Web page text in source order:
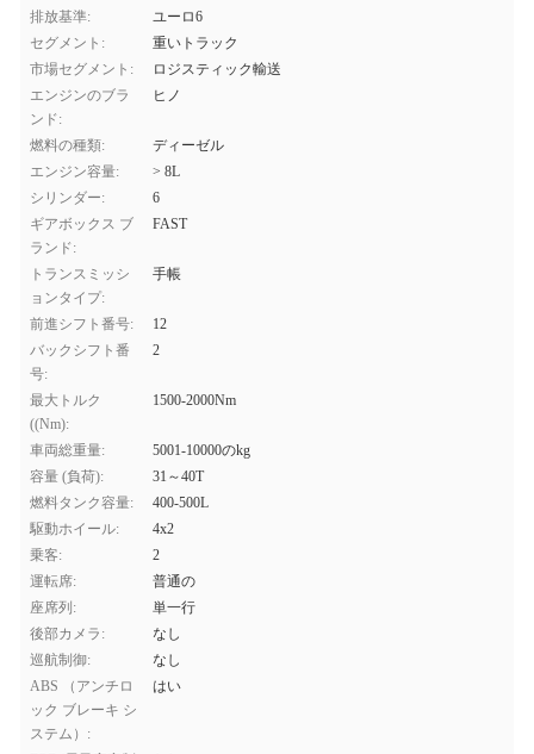
排放基準:
ユーロ6
セグメント:
重いトラック
市場セグメント:
ロジスティック輸送
エンジンのブラ
ンド:
ヒノ
燃料の種類:
ディーゼル
エンジン容量:
> 8L
シリンダー:
6
ギアボックス ブ
ランド:
FAST
トランスミッシ
ョンタイプ:
手帳
前進シフト番号:
12
バックシフト番
号:
2
最大トルク
((Nm):
1500-2000Nm
車両総重量:
5001-10000のkg
容量 (負荷):
31～40T
燃料タンク容量:
400-500L
駆動ホイール:
4x2
乗客:
2
運転席:
普通の
座席列:
単一行
後部カメラ:
なし
巡航制御:
なし
ABS （アンチロ
ック ブレーキ シ
ステム）:
はい